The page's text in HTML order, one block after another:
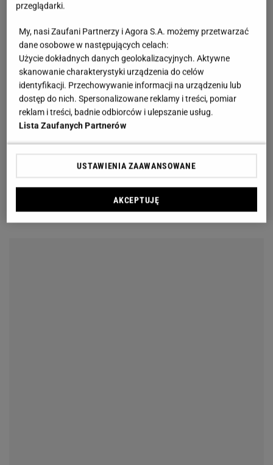
przeglądarki.
My, nasi Zaufani Partnerzy i Agora S.A. możemy przetwarzać
dane osobowe w następujących celach:
Użycie dokładnych danych geolokalizacyjnych. Aktywne
skanowanie charakterystyki urządzenia do celów
identyfikacji. Przechowywanie informacji na urządzeniu lub
dostęp do nich. Spersonalizowane reklamy i treści, pomiar
reklam i treści, badnie odbiorców i ulepszanie usług.
Lista Zaufanych Partnerów
USTAWIENIA ZAAWANSOWANE
AKCEPTUJĘ